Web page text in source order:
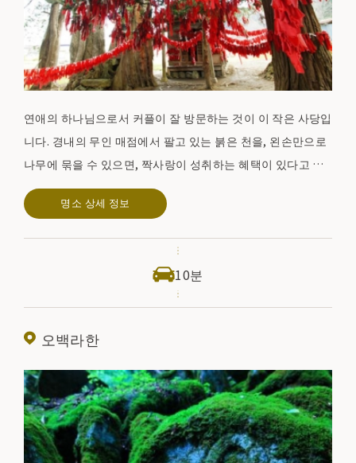
연애의 하나님으로서 커플이 잘 방문하는 것이 이 작은 사당입
니다. 경내의 무인 매점에서 팔고 있는 붉은 천을, 왼손만으로
나무에 묶을 수 있으면, 짝사랑이 성취하는 혜택이 있다고 말
해집니다.
명소 상세 정보
10분
오백라한